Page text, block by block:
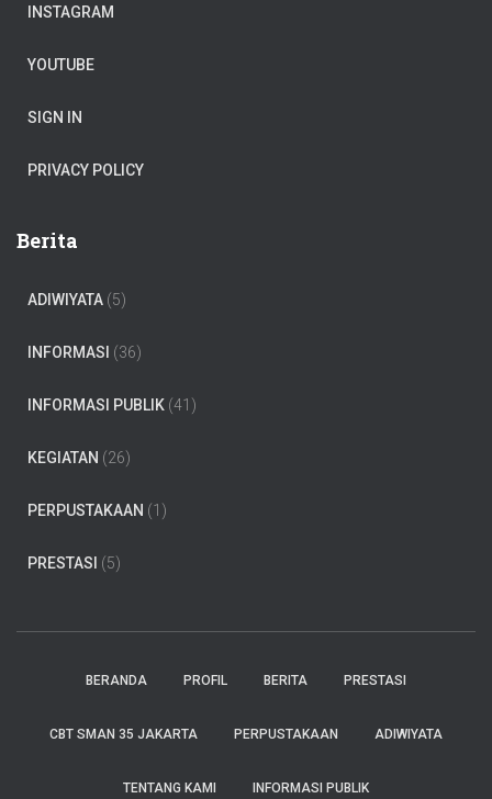
INSTAGRAM
YOUTUBE
SIGN IN
PRIVACY POLICY
Berita
ADIWIYATA (5)
INFORMASI (36)
INFORMASI PUBLIK (41)
KEGIATAN (26)
PERPUSTAKAAN (1)
PRESTASI (5)
BERANDA PROFIL BERITA PRESTASI
CBT SMAN 35 JAKARTA PERPUSTAKAAN ADIWIYATA
TENTANG KAMI INFORMASI PUBLIK